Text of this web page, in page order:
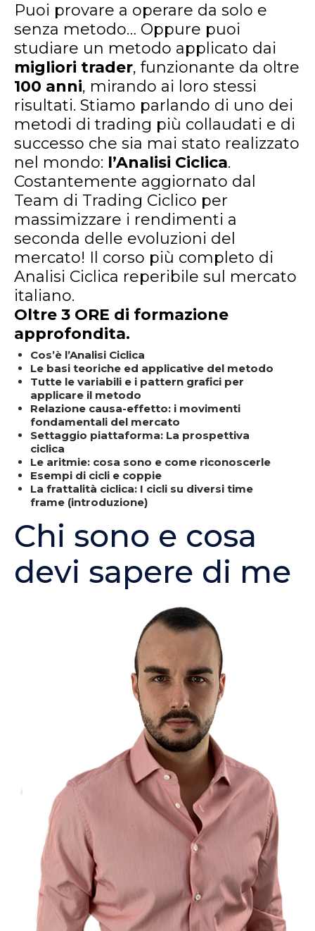
Puoi provare a operare da solo e
senza metodo… Oppure puoi
studiare un metodo applicato dai
migliori trader, funzionante da oltre
100 anni, mirando ai loro stessi
risultati. Stiamo parlando di uno dei
metodi di trading più collaudati e di
successo che sia mai stato realizzato
nel mondo: l’Analisi Ciclica.
Costantemente aggiornato dal
Team di Trading Ciclico per
massimizzare i rendimenti a
seconda delle evoluzioni del
mercato! Il corso più completo di
Analisi Ciclica reperibile sul mercato
italiano.
Oltre 3 ORE di formazione
approfondita.
Cos’è l’Analisi Ciclica
Le basi teoriche ed applicative del metodo
​Tutte le variabili e i pattern grafici per
applicare il metodo
​Relazione causa-effetto: i movimenti
fondamentali del mercato
​Settaggio piattaforma: La prospettiva
ciclica
​Le aritmie: cosa sono e come riconoscerle
​Esempi di cicli e coppie
​La frattalità ciclica: I cicli su diversi time
frame (introduzione)
Chi sono e cosa
devi sapere di me